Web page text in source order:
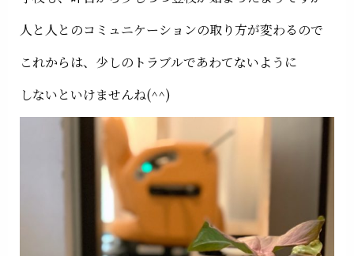
人と人とのコミュニケーションの取り方が変わるので
これからは、少しのトラブルであわてないように
しないといけませんね(^^)